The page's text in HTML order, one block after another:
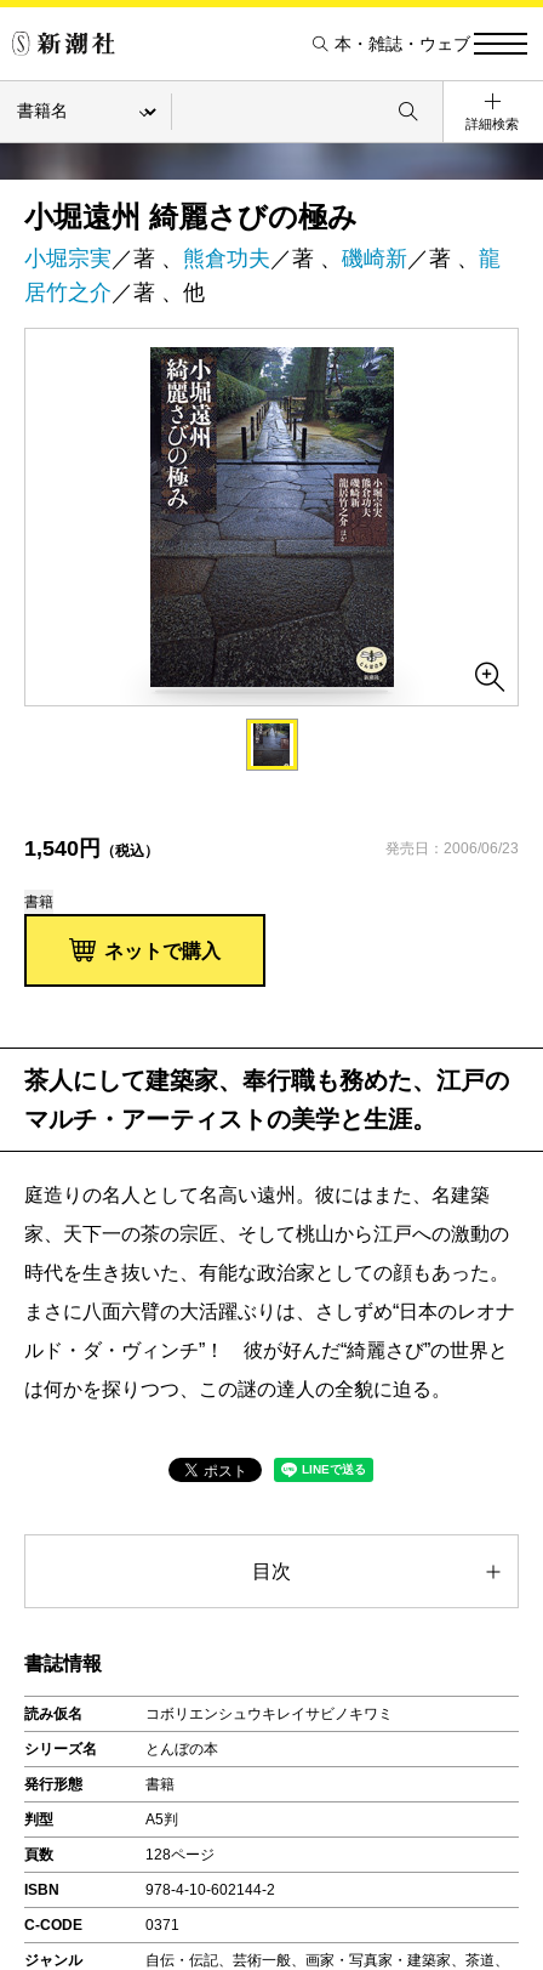
本・雑誌・ウェブ
詳細検索
小堀遠州 綺麗さびの極み
小堀宗実 ／著 、 熊倉功夫 ／著 、 磯崎新／著 、 龍
居竹之介 ／著 、他
1,540円 （税込） 発売日：2006/06/23
書籍
ネットで購入
茶人にして建築家、奉行職も務めた、江戸の
マルチ・アーティストの美学と生涯。
庭造りの名人として名高い遠州。彼にはまた、名建築
家、天下一の茶の宗匠、そして桃山から江戸への激動の
時代を生き抜いた、有能な政治家としての顔もあった。
まさに八面六臂の大活躍ぶりは、さしずめ“日本のレオナ
ルド・ダ・ヴィンチ”！ 彼が好んだ“綺麗さび”の世界と
は何かを探りつつ、この謎の達人の全貌に迫る。
目次
書誌情報
読み仮名 コボリエンシュウキレイサビノキワミ
シリーズ名 とんぼの本
発行形態 書籍
判型 A5判
頁数 128ページ
ISBN 978-4-10-602144-2
C-CODE 0371
ジャンル
自伝・伝記、芸術一般、画家・写真家・建築家、茶道、